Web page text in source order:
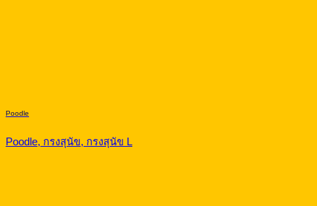
Poodle
Poodle, กรงสุนัข, กรงสุนัข L